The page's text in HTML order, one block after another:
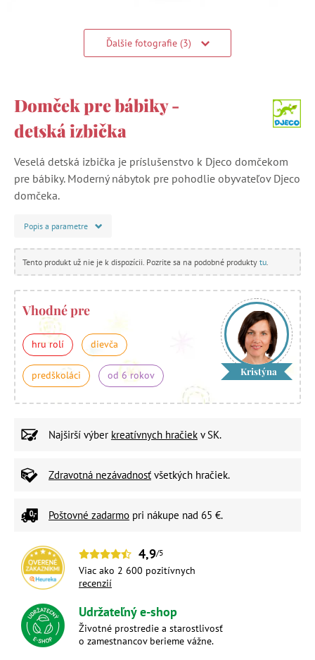
Ďalšie fotografie (3)
Domček pre bábiky -
detská izbička
Veselá detská izbička je príslušenstvo k Djeco domčekom
pre bábiky. Moderný nábytok pre pohodlie obyvateľov Djeco
domčeka.
Popis a parametre
Tento produkt už nie je k dispozícii. Pozrite sa na podobné produkty tu.
Vhodné pre
hru rolí dievča
predškoláci od 6 rokov Kristýna
Najširší výber kreatívnych hračiek v SK.
Zdravotná nezávadnosť všetkých hračiek.
Poštovné zadarmo pri nákupe nad 65 €.
4,9/5
Viac ako 2 600 pozitívnych
recenzií
Udržateľný e-shop
Životné prostredie a starostlivosť
o zamestnancov berieme vážne.